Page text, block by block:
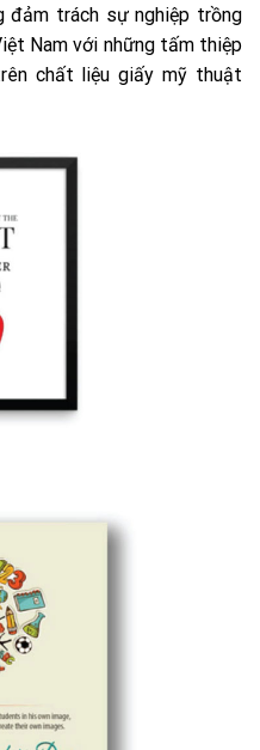
đảm trách sự nghiệp trồng
Nam với những tấm thiệp
chất liệu giấy mỹ thuật